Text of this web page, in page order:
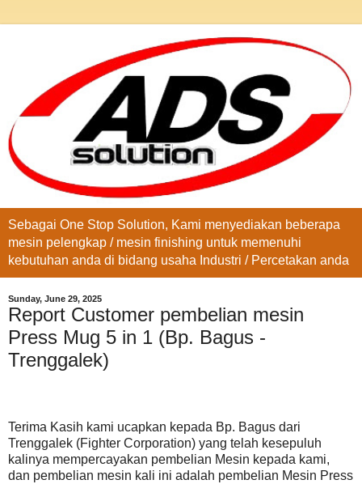
Sebagai One Stop Solution, Kami menyediakan beberapa
mesin pelengkap / mesin finishing untuk memenuhi
kebutuhan anda di bidang usaha Industri / Percetakan anda
Sunday, June 29, 2025
Report Customer pembelian mesin
Press Mug 5 in 1 (Bp. Bagus -
Trenggalek)
Terima Kasih kami ucapkan kepada Bp. Bagus dari
Trenggalek (Fighter Corporation) yang telah kesepuluh
kalinya mempercayakan pembelian Mesin kepada kami,
dan pembelian mesin kali ini adalah pembelian Mesin Press